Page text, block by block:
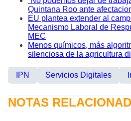
Quintana Roo ante
EU plantea extender al
Mecanismo Laboral de
MEC
Menos químicos, más
silenciosa de la agricultura
IPN Servicios Digitales
NOTAS